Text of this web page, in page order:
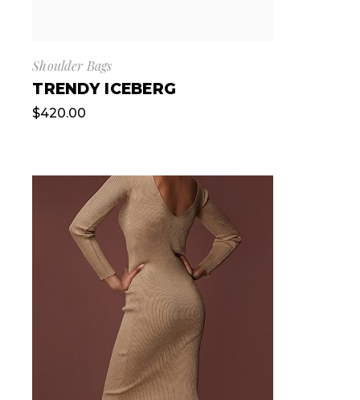
Shoulder Bags
TRENDY ICEBERG
$420.00